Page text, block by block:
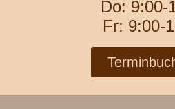
Do: 9:00-
Fr: 9:00-